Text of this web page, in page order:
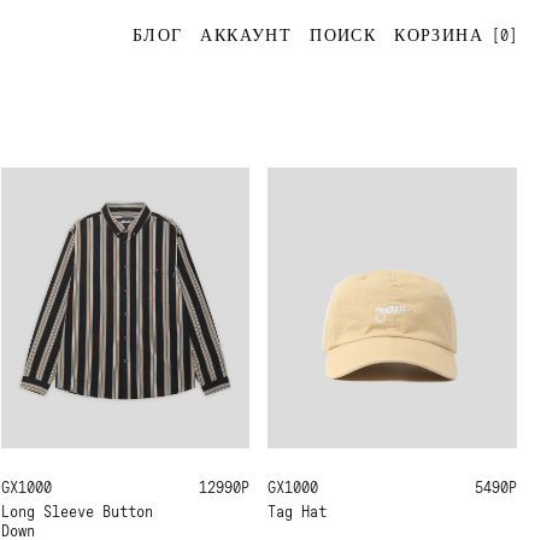
БЛОГ АККАУНТ ПОИСК КОРЗИНА [0]
GX1000
Long Sleeve Button
Down
M L XL 12990Р
GX1000
Tag Hat
ONE SIZE 5490Р